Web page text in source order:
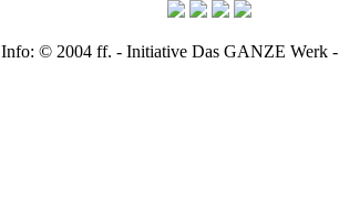
Info: © 2004 ff. - Initiative Das GANZE Werk -